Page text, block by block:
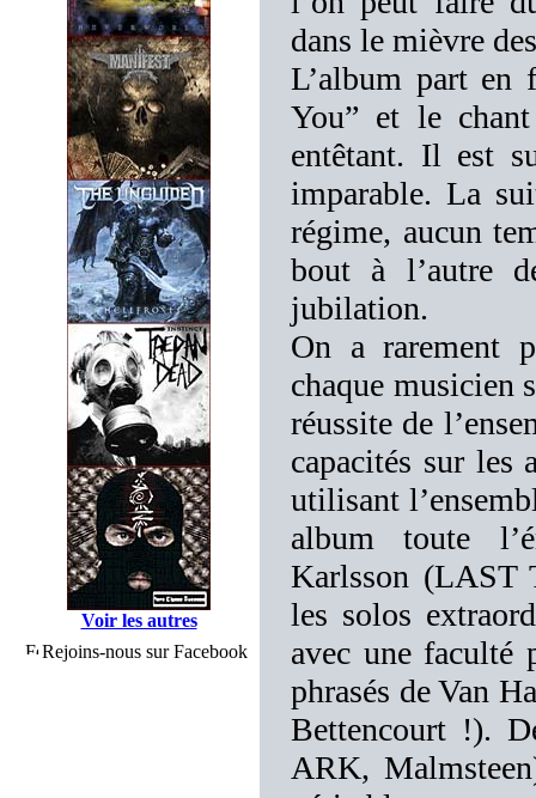
Voir les autres
Rejoins-nous sur Facebook
dans le mièvre
L’album part
You” et le
entêtant. Il est
imparable. La
régime, aucun
bout à l’autre
jubilation.
On a rarement
chaque musicien
réussite de
capacités sur les
utilisant
album toute
Karlsson (LAST
les solos
avec une faculté
phrasés de Van
Bettencourt !).
ARK,